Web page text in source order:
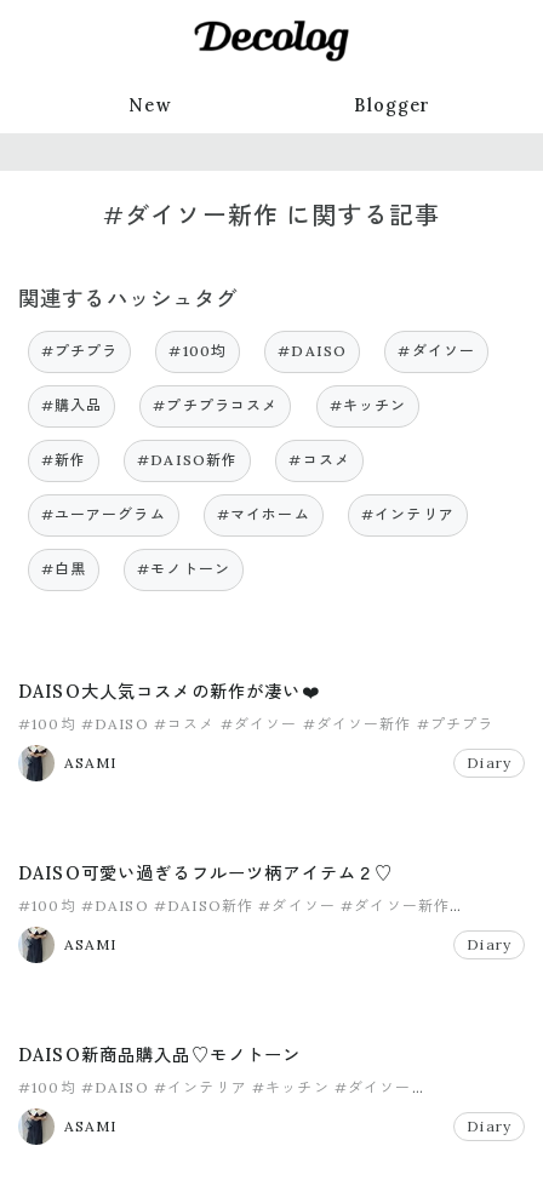
New Blogger
#ダイソー新作 に関する記事
関連するハッシュタグ
#プチプラ #100均 #DAISO #ダイソー
#購入品 #プチプラコスメ #キッチン
#新作 #DAISO新作 #コスメ
#ユーアーグラム #マイホーム #インテリア
#白黒 #モノトーン
DAISO大人気コスメの新作が凄い❤️
#100均 #DAISO #コスメ #ダイソー #ダイソー新作 #プチプラ
ASAMI Diary
DAISO可愛い過ぎるフルーツ柄アイテム２♡
#100均 #DAISO #DAISO新作 #ダイソー #ダイソー新作
#プチプラ
ASAMI
Diary
DAISO新商品購入品♡モノトーン
#100均 #DAISO #インテリア #キッチン #ダイソー
#ダイソー新作
ASAMI
Diary